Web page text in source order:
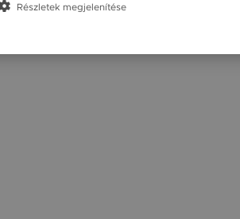
Részletek megjelenítése